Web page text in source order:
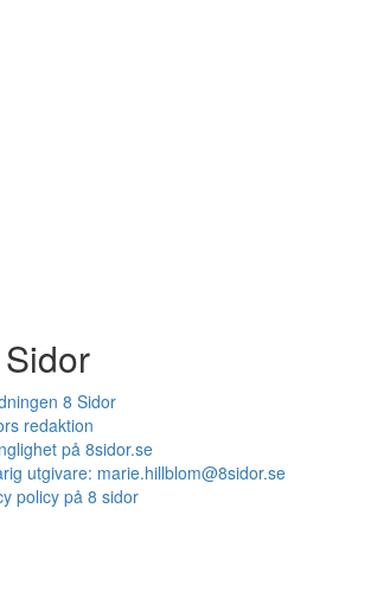
8 Sidor
redaktion
på 8sidor.se
utgivare: marie.hillblom@8sidor.se
policy på 8 sidor